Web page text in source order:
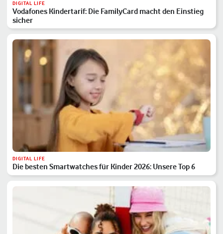
DIGITAL LIFE
Vodafones Kindertarif: Die FamilyCard macht den Einstieg
sicher
DIGITAL LIFE
Die besten Smartwatches für Kinder 2026: Unsere Top 6